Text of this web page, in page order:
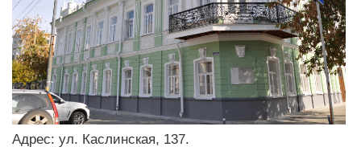
Адрес: ул. Каслинская, 137.